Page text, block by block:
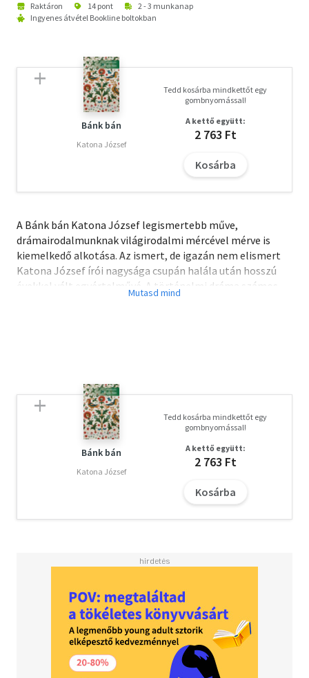
Raktáron 14 pont
2 - 3 munkanap
Ingyenes átvétel Bookline boltokban
Bánk bán
Katona József
Tedd kosárba mindkettőt egy
gombnyomással!
A kettő együtt:
2 763 Ft
Kosárba
A Bánk bán Katona József legismertebb műve,
drámairodalmunknak világirodalmi mércével mérve is
kiemelkedő alkotása. Az ismert, de igazán nem elismert
Katona József írói nagysága csupán halála után hosszú
évekkel vált egyértelművé. A történelmi dráma számos
Bánk bán
Katona József
Tedd kosárba mindkettőt egy
gombnyomással!
A kettő együtt:
2 763 Ft
Kosárba